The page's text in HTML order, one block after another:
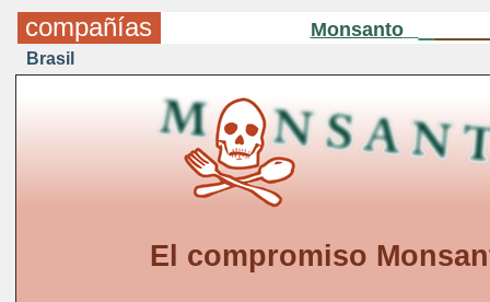
compañías Monsanto
Brasil
El compromiso